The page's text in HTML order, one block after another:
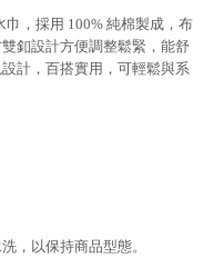
，採用 100% 純棉製成，布
釦設計方便調整鬆緊，能舒
計，百搭實用，可輕鬆與系
，以保持商品型態。